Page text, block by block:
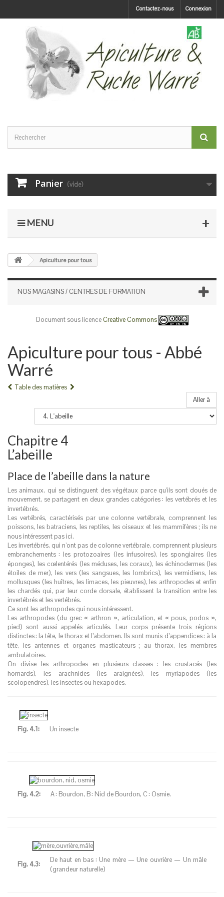
Connexion
Contactez-nous
Panier (vide)
MENU
Apiculture pour tous
NOS MAGASINS / CENTRES DE FORMATION
Document sous licenceCreative Commons
Apiculture pour tous - Abbé
Warré
Table des matières
Aller à
Chapitre 4
L’abeille
Place de l’abeille dans la nature
Les animaux, qui se distinguent des végétaux parce qu’ils sont doués de
mouvement, se partagent en deux grandes catégories : les vertébrés et les
invertébrés.
Les vertébrés, caractérisés par une colonne vertébrale, comprennent les
poissons, les batraciens, les reptiles, les oiseaux et les mammifères ; ils ne
nous intéressent pas ici.
Les invertébrés, qui n’ont pas de colonne vertébrale, comprennent plusieurs
embranchements : les protozoaires (les infusoires), les spongiaires (les
éponges), les cœlentérés (les méduses, les coraux), les échinodermes (les
étoiles de mer), les vers (les sangsues, les lombrics), les vermidiens, les
mollusques (les huîtres, les limaces, les pieuvres), les arthropodes et enfin
les chardés qui, par leur corde dorsale, établissent la transition entre les
invertébrés et les vertébrés.
Ce sont les arthropodes qui nous intéressent.
Les arthropodes (du grec « arthron », articulation, et « pous, podos »,
pied) sont aussi appelés articulés. Leur corps présente trois régions
distinctes: la tête, le thorax et l’abdomen. Ils sont munis d’appendices : à la
tête, les antennes et organes masticateurs ; au thorax, les membres
ambulatoires.
On divise les arthropodes en plusieurs classes : les crustacés (les
homards), les arachnides (les araignées), les myriapodes (les
scolopendres), les insectes ou hexapodes.
Fig. 4.1: Un insecte
Fig. 4.2: A: Bourdon, B: Nid de Bourdon, C : Osmie.
Fig. 4.3:
De haut en bas : Une mère — Une ouvrière — Un mâle
(grandeur naturelle)